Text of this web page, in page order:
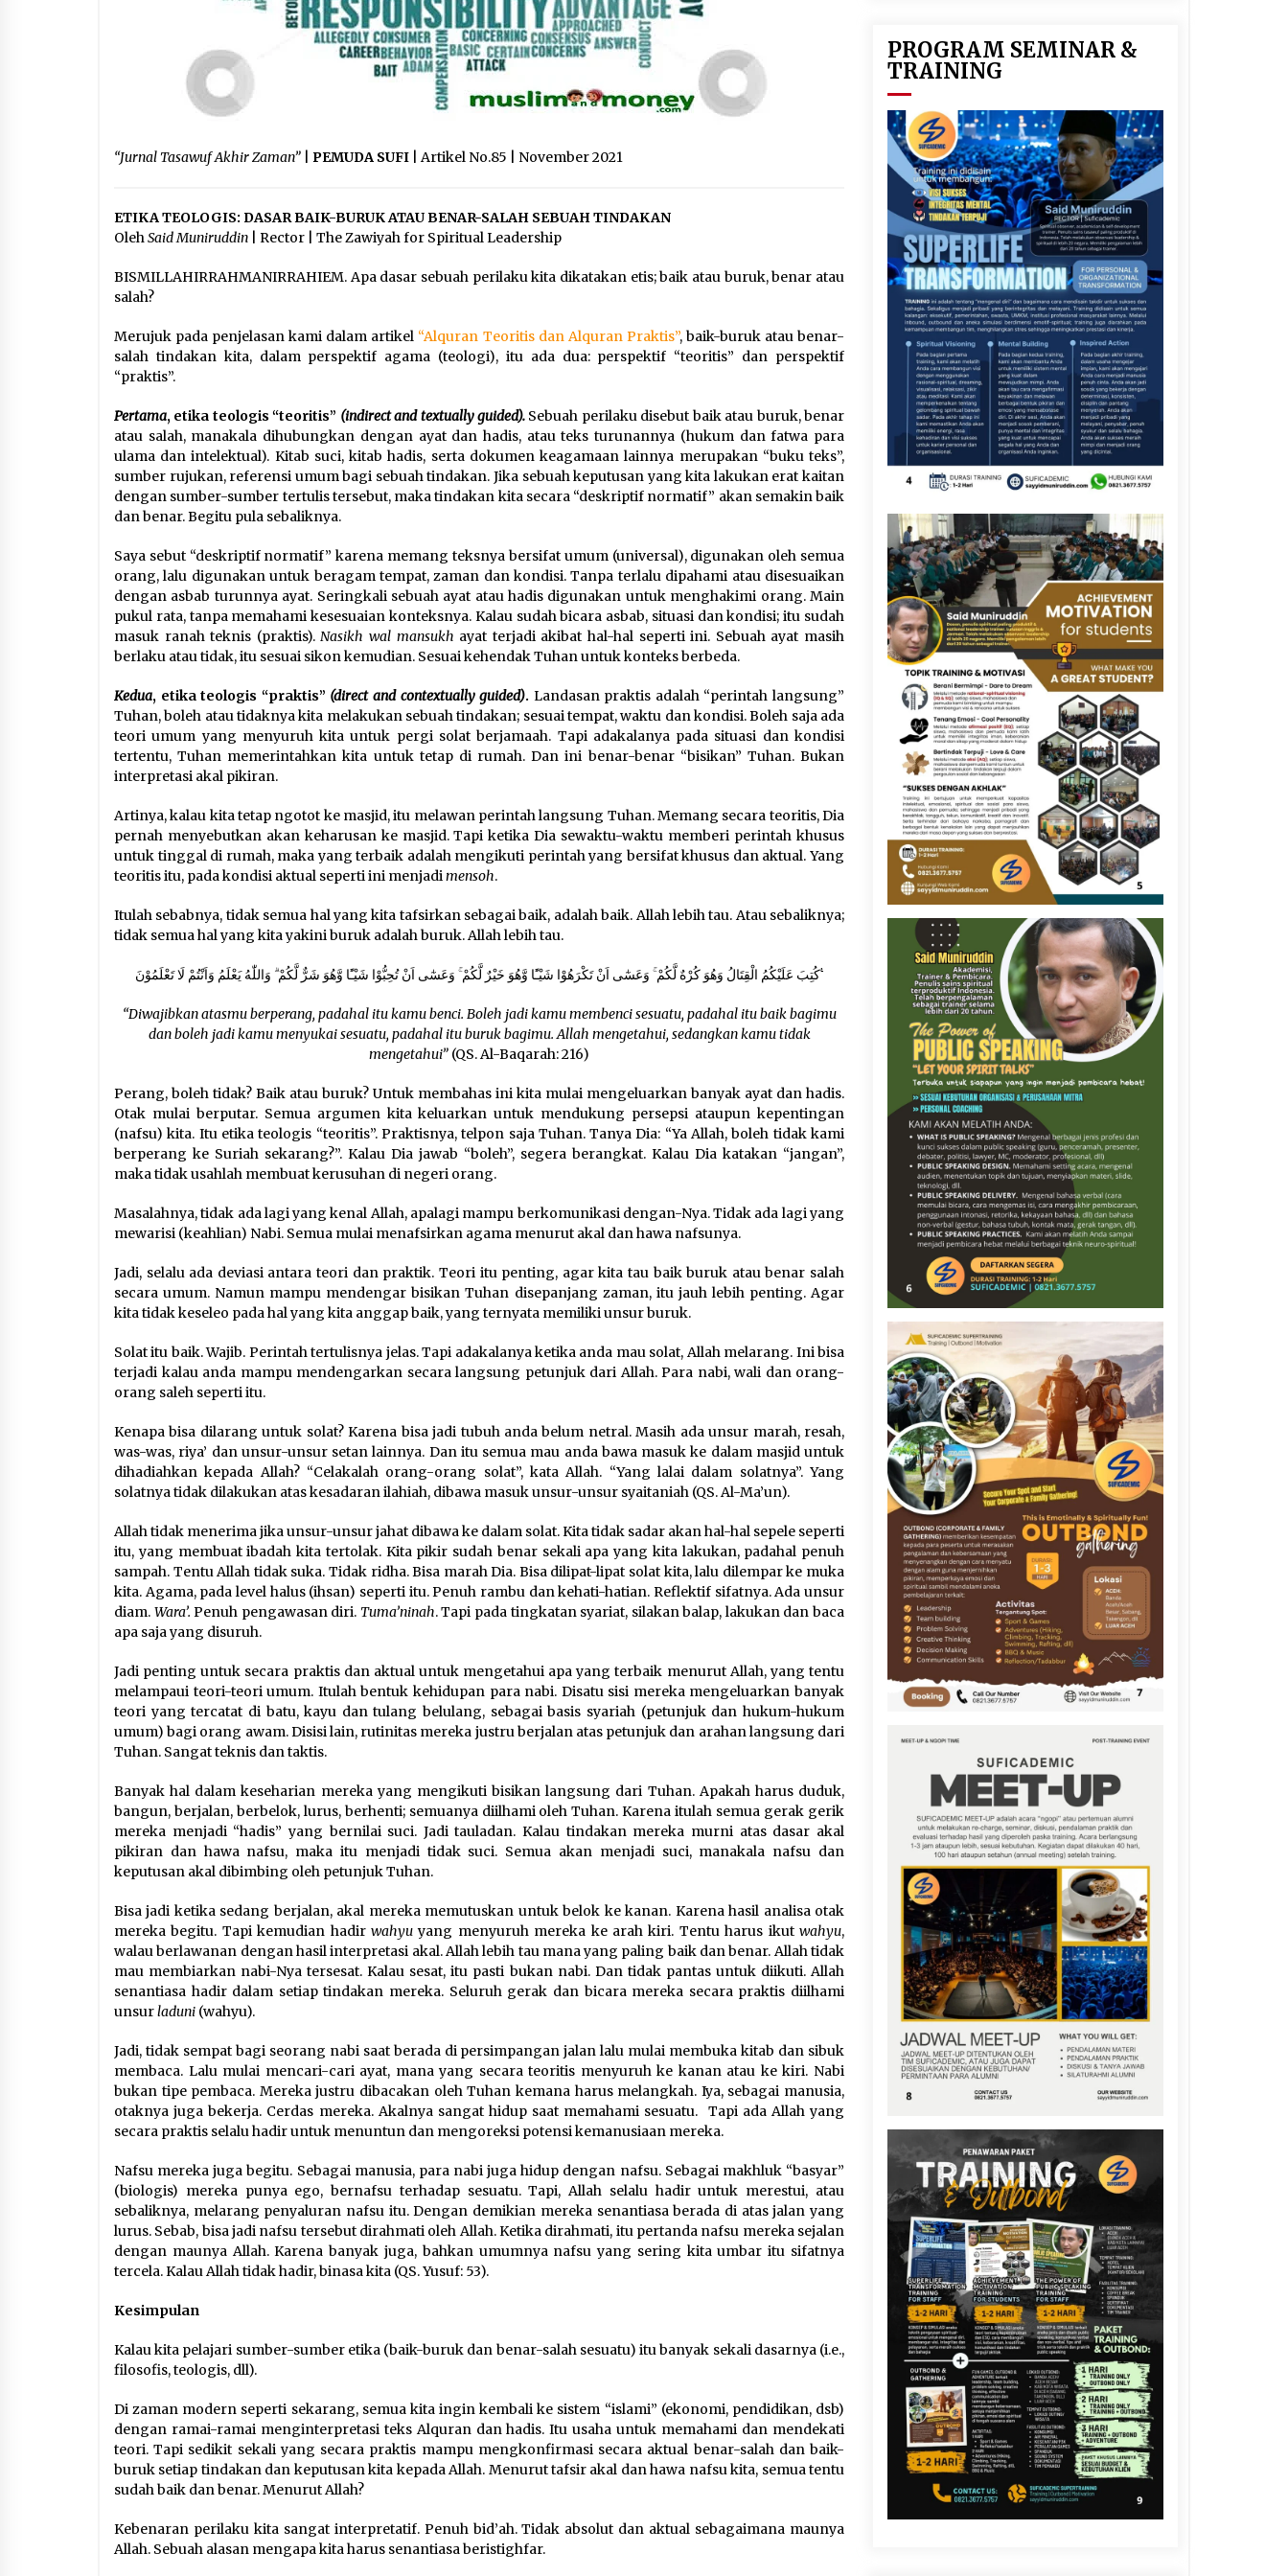
“Jurnal Tasawuf Akhir Zaman” PEMUDA SUFI | Artikel No.85 | November 2021
ETIKA TEOLOGIS: DASAR BAIK-BURUK ATAU BENAR-SALAH SEBUAH TINDAKAN
Oleh Said Muniruddin | Rector | The Zawiyah for Spiritual Leadership
BISMILLAHIRRAHMANIRRAHIEM. Apa dasar sebuah perilaku kita dikatakan etis; baik atau buruk, benar atau
salah?
Merujuk pada penjelasan kami dalam artikel “Alquran Teoritis dan Alquran Praktis”, baik-buruk atau benar-
salah tindakan kita, dalam perspektif agama (teologi), itu ada dua: perspektif “teoritis” dan perspektif
“praktis”.
Pertama, etika teologis “teoritis” (indirect and textually guided). Sebuah perilaku disebut baik atau buruk, benar
atau salah, manakala dihubungkan dengan ayat dan hadis, atau teks turunannya (hukum dan fatwa para
ulama dan intelektual). Kitab suci, kitab hadis, serta dokumen keagamaan lainnya merupakan “buku teks”,
sumber rujukan, referensi umum bagi sebuah tindakan. Jika sebuah keputusan yang kita lakukan erat kaitan
dengan sumber-sumber tertulis tersebut, maka tindakan kita secara “deskriptif normatif” akan semakin baik
dan benar. Begitu pula sebaliknya.
Saya sebut “deskriptif normatif” karena memang teksnya bersifat umum (universal), digunakan oleh semua
orang, lalu digunakan untuk beragam tempat, zaman dan kondisi. Tanpa terlalu dipahami atau disesuaikan
dengan asbab turunnya ayat. Seringkali sebuah ayat atau hadis digunakan untuk menghakimi orang. Main
pukul rata, tanpa memahami kesesuaian konteksnya. Kalau sudah bicara asbab, situasi dan kondisi; itu sudah
masuk ranah teknis (praktis). Nasikh wal mansukh ayat terjadi akibat hal-hal seperti ini. Sebuah ayat masih
berlaku atau tidak, itu sesuai sikon kemudian. Sesuai kehendak Tuhan untuk konteks berbeda.
Kedua, etika teologis “praktis” (direct and contextually guided). Landasan praktis adalah “perintah langsung”
Tuhan, boleh atau tidaknya kita melakukan sebuah tindakan; sesuai tempat, waktu dan kondisi. Boleh saja ada
teori umum yang menyuruh kita untuk pergi solat berjamaah. Tapi adakalanya pada situasi dan kondisi
tertentu, Tuhan memerintahkan kita untuk tetap di rumah. Dan ini benar-benar “bisikan” Tuhan. Bukan
interpretasi akal pikiran.
Artinya, kalau kita tetap ngotot ke masjid, itu melawan perintah langsung Tuhan. Memang secara teoritis, Dia
pernah menyebutkan akan keharusan ke masjid. Tapi ketika Dia sewaktu-waktu memberi perintah khusus
untuk tinggal di rumah, maka yang terbaik adalah mengikuti perintah yang bersifat khusus dan aktual. Yang
teoritis itu, pada kondisi aktual seperti ini menjadi mensoh.
Itulah sebabnya, tidak semua hal yang kita tafsirkan sebagai baik, adalah baik. Allah lebih tau. Atau sebaliknya;
tidak semua hal yang kita yakini buruk adalah buruk. Allah lebih tau.
كُتِبَ عَلَيْكُمُ الْقِتَالُ وَهُوَ كُرْهٌ لَّكُمْ ۚ وَعَسٰٓى اَنْ تَكْرَهُوْا شَيْـًٔا وَّهُوَ خَيْرٌ لَّكُمْ ۚ وَعَسٰٓى اَنْ تُحِبُّوْا شَيْـًٔا وَّهُوَ شَرٌّ لَّكُمْ ۗ وَاللّٰهُ يَعْلَمُ وَاَنْتُمْ لَا تَعْلَمُوْنَ ࣖ
“Diwajibkan atasmu berperang, padahal itu kamu benci. Boleh jadi kamu membenci sesuatu, padahal itu baik bagimu
dan boleh jadi kamu menyukai sesuatu, padahal itu buruk bagimu. Allah mengetahui, sedangkan kamu tidak
mengetahui” (QS. Al-Baqarah: 216)
Perang, boleh tidak? Baik atau buruk? Untuk membahas ini kita mulai mengeluarkan banyak ayat dan hadis.
Otak mulai berputar. Semua argumen kita keluarkan untuk mendukung persepsi ataupun kepentingan
(nafsu) kita. Itu etika teologis “teoritis”. Praktisnya, telpon saja Tuhan. Tanya Dia: “Ya Allah, boleh tidak kami
berperang ke Suriah sekarang?”. Kalau Dia jawab “boleh”, segera berangkat. Kalau Dia katakan “jangan”,
maka tidak usahlah membuat kerusuhan di negeri orang.
Masalahnya, tidak ada lagi yang kenal Allah, apalagi mampu berkomunikasi dengan-Nya. Tidak ada lagi yang
mewarisi (keahlian) Nabi. Semua mulai menafsirkan agama menurut akal dan hawa nafsunya.
Jadi, selalu ada deviasi antara teori dan praktik. Teori itu penting, agar kita tau baik buruk atau benar salah
secara umum. Namun mampu mendengar bisikan Tuhan disepanjang zaman, itu jauh lebih penting. Agar
kita tidak keseleo pada hal yang kita anggap baik, yang ternyata memiliki unsur buruk.
Solat itu baik. Wajib. Perintah tertulisnya jelas. Tapi adakalanya ketika anda mau solat, Allah melarang. Ini bisa
terjadi kalau anda mampu mendengarkan secara langsung petunjuk dari Allah. Para nabi, wali dan orang-
orang saleh seperti itu.
Kenapa bisa dilarang untuk solat? Karena bisa jadi tubuh anda belum netral. Masih ada unsur marah, resah,
was-was, riya’ dan unsur-unsur setan lainnya. Dan itu semua mau anda bawa masuk ke dalam masjid untuk
dihadiahkan kepada Allah? “Celakalah orang-orang solat”, kata Allah. “Yang lalai dalam solatnya”. Yang
solatnya tidak dilakukan atas kesadaran ilahiah, dibawa masuk unsur-unsur syaitaniah (QS. Al-Ma’un).
Allah tidak menerima jika unsur-unsur jahat dibawa ke dalam solat. Kita tidak sadar akan hal-hal sepele seperti
itu, yang membuat ibadah kita tertolak. Kita pikir sudah benar sekali apa yang kita lakukan, padahal penuh
sampah. Tentu Allah tidak suka. Tidak ridha. Bisa marah Dia. Bisa dilipat-lipat solat kita, lalu dilempar ke muka
kita. Agama, pada level halus (ihsan) seperti itu. Penuh rambu dan kehati-hatian. Reflektif sifatnya. Ada unsur
diam. Wara’. Penuh pengawasan diri. Tuma’ninah. Tapi pada tingkatan syariat, silakan balap, lakukan dan baca
apa saja yang disuruh.
Jadi penting untuk secara praktis dan aktual untuk mengetahui apa yang terbaik menurut Allah, yang tentu
melampaui teori-teori umum. Itulah bentuk kehidupan para nabi. Disatu sisi mereka mengeluarkan banyak
teori yang tercatat di batu, kayu dan tulang belulang, sebagai basis syariah (petunjuk dan hukum-hukum
umum) bagi orang awam. Disisi lain, rutinitas mereka justru berjalan atas petunjuk dan arahan langsung dari
Tuhan. Sangat teknis dan taktis.
Banyak hal dalam keseharian mereka yang mengikuti bisikan langsung dari Tuhan. Apakah harus duduk,
bangun, berjalan, berbelok, lurus, berhenti; semuanya diilhami oleh Tuhan. Karena itulah semua gerak gerik
mereka menjadi “hadis” yang bernilai suci. Jadi tauladan. Kalau tindakan mereka murni atas dasar akal
pikiran dan hawa nafsu, maka itu menjadi tidak suci. Semua akan menjadi suci, manakala nafsu dan
keputusan akal dibimbing oleh petunjuk Tuhan.
Bisa jadi ketika sedang berjalan, akal mereka memutuskan untuk belok ke kanan. Karena hasil analisa otak
mereka begitu. Tapi kemudian hadir wahyu yang menyuruh mereka ke arah kiri. Tentu harus ikut wahyu,
walau berlawanan dengan hasil interpretasi akal. Allah lebih tau mana yang paling baik dan benar. Allah tidak
mau membiarkan nabi-Nya tersesat. Kalau sesat, itu pasti bukan nabi. Dan tidak pantas untuk diikuti. Allah
senantiasa hadir dalam setiap tindakan mereka. Seluruh gerak dan bicara mereka secara praktis diilhami
unsurladuni (wahyu).
Jadi, tidak sempat bagi seorang nabi saat berada di persimpangan jalan lalu mulai membuka kitab dan sibuk
membaca. Lalu mulai mencari-cari ayat, mana yang secara teoritis menyuruh ke kanan atau ke kiri. Nabi
bukan tipe pembaca. Mereka justru dibacakan oleh Tuhan kemana harus melangkah. Iya, sebagai manusia,
otaknya juga bekerja. Cerdas mereka. Akalnya sangat hidup saat memahami sesuatu. Tapi ada Allah yang
secara praktis selalu hadir untuk menuntun dan mengoreksi potensi kemanusiaan mereka.
Nafsu mereka juga begitu. Sebagai manusia, para nabi juga hidup dengan nafsu. Sebagai makhluk “basyar”
(biologis) mereka punya ego, bernafsu terhadap sesuatu. Tapi, Allah selalu hadir untuk merestui, atau
sebaliknya, melarang penyaluran nafsu itu. Dengan demikian mereka senantiasa berada di atas jalan yang
lurus. Sebab, bisa jadi nafsu tersebut dirahmati oleh Allah. Ketika dirahmati, itu pertanda nafsu mereka sejalan
dengan maunya Allah. Karena banyak juga, bahkan umumnya nafsu yang sering kita umbar itu sifatnya
tercela. Kalau Allah tidak hadir, binasa kita (QS. Yusuf: 53).
Kesimpulan
Kalau kita pelajari sumber-sumber etika (baik-buruk dan benar-salah sesuatu) itu banyak sekali dasarnya (i.e.,
filosofis, teologis, dll).
Di zaman modern seperti sekarang, semua kita ingin kembali ke sistem “islami” (ekonomi, pendidikan, dsb)
dengan ramai-ramai menginterpretasi teks Alquran dan hadis. Itu usaha untuk memahami dan mendekati
teori. Tapi sedikit sekali yang secara praktis mampu mengkonfirmasi secara aktual benar-salah dan baik-
buruk setiap tindakan dan keputusan kita kepada Allah. Menurut tafsir akal dan hawa nafsu kita, semua tentu
sudah baik dan benar. Menurut Allah?
Kebenaran perilaku kita sangat interpretatif. Penuh bid’ah. Tidak absolut dan aktual sebagaimana maunya
Allah. Sebuah alasan mengapa kita harus senantiasa beristighfar.
PROGRAM SEMINAR &
TRAINING